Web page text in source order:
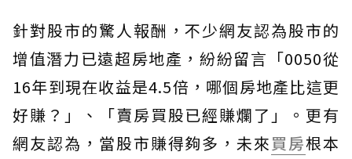
針對股市的驚人報酬，不少網友認為股市的
增值潛力已遠超房地產，紛紛留言「0050從
16年到現在收益是4.5倍，哪個房地產比這更
好賺？」、「賣房買股已經賺爛了」。更有
網友認為，當股市賺得夠多，未來買房根本